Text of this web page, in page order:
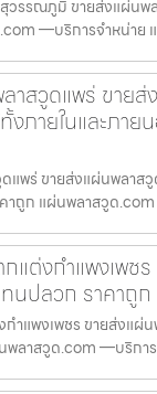
วรรณภูมิ ขายส่งแผ่นพ
—บริการจำหน่าย
าสวูดแพร่ ขาย
งภายในและภา
แพร่ ขายส่งแผ่นพลาส
าถูก แผ่นพลาสวูด
แต่งกำแพงเพช
นปลวก ราคาถู
กำแพงเพชร ขายส่งแ
พลาสวูด.com —บริกา